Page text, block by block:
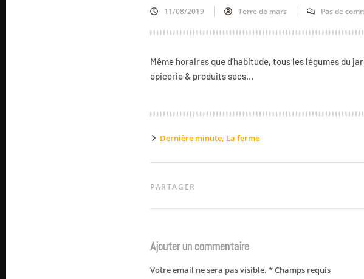
11/08/2019 Terre de mars Pas de
Même horaires que d’habitude, tous les légumes du
épicerie & produits secs…
Dernière minute, La ferme
PARTAGER
Ajouter un commentaire
Votre email ne sera pas visible. * Champs requis
Visite guidée et